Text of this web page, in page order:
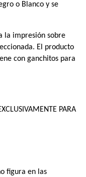
o Blanco y se
la impresión sobre
El producto
con ganchitos para
PARA
figura en las